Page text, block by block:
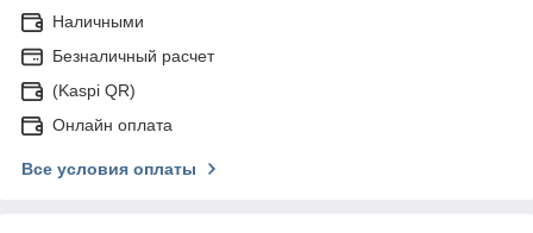
Наличными
Безналичный расчет
(Kaspi QR)
Онлайн оплата
Все условия оплаты